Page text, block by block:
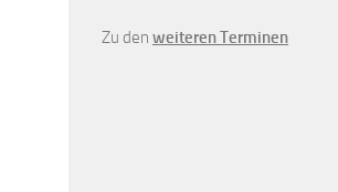
Zu den weiteren Terminen